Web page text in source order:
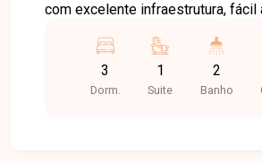
com excelente infraestrutura,
supermercados, escolas,
comércios, oferecendo
de vida. Casa disponível para venda em
3
Dorm.
1
Suite
2
Banho